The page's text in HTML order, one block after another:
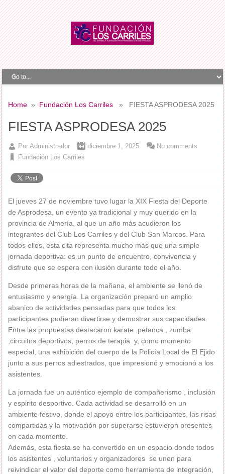
Home » Fundación Los Carriles » FIESTA ASPRODESA 2025
FIESTA ASPRODESA 2025
PorAdministrador
diciembre 1, 2025
Fundación Los Carriles
No comments
El jueves 27 de noviembre tuvo lugar la XIX Fiesta del Deporte
de Asprodesa, un evento ya tradicional y muy querido en la
provincia de Almería, al que un año más acudieron los
integrantes del Club Los Carriles y del Club San Marcos. Para
todos ellos, esta cita representa mucho más que una simple
jornada deportiva: es un punto de encuentro, convivencia y
disfrute que se espera con ilusión durante todo el año.
Desde primeras horas de la mañana, el ambiente se llenó de
entusiasmo y energía. La organización preparó un amplio
abanico de actividades pensadas para que todos los
participantes pudieran divertirse y demostrar sus capacidades.
Entre las propuestas destacaron karate ,petanca , zumba
,circuitos deportivos, perros de terapia y, como momento
especial, una exhibición del cuerpo de la Policía Local de El Ejido
junto a sus perros adiestrados, que impresionó y emocionó a los
asistentes.
La jornada fue un auténtico ejemplo de compañerismo , inclusión
y espirito desportivo. Cada actividad se desarrolló en un
ambiente festivo, donde el apoyo entre los participantes, las risas
compartidas y la motivación por superarse estuvieron presentes
en cada momento.
Además, esta fiesta se ha convertido en un espacio donde todos
los asistentes , voluntarios y organizadores se unen para
reivindicar el valor del deporte como herramienta de integración,